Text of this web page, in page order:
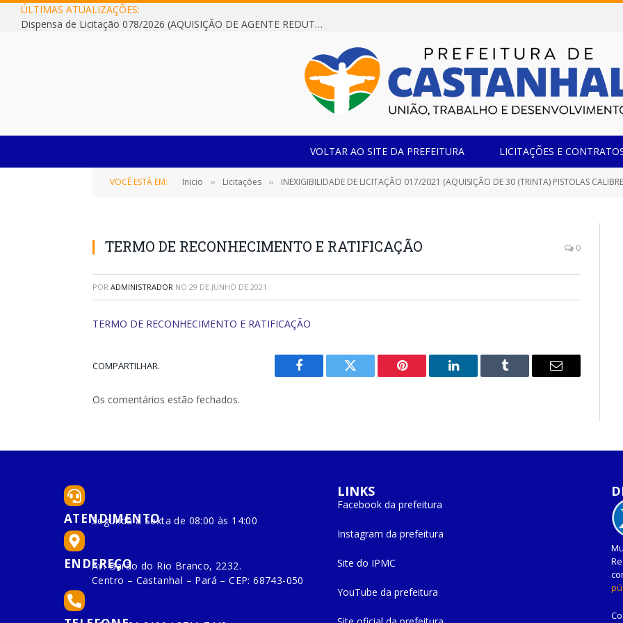
ÚLTIMAS ATUALIZAÇÕES:
Dispensa de Licitação 078/2026 (AQUISIÇÃO DE AGENTE REDUTOR LÍQUIDO AUTOMOTIVO – ARLA 32, PARA ATENDER A FROTA OFICIAL DE VEÍCULOS DA SECRETARIA MUNICIPAL DE EDUCAÇÃO DO MUNICÍPIO DE CASTANHAL/PA)
VOLTAR AO SITE DA PREFEITURA LICITAÇÕES E
VOCÊ ESTÁ EM: Inicio » Licitações » INEXIGIBILIDADE DE LICITAÇÃO 017/2021 (AQUISIÇÃO DE 30 (TRINTA) PISTOLAS CALIBRE 9MM, MODELO TS9, VISANDO RENOVAR E
TERMO DE RECONHECIMENTO E RATIFICAÇÃO 0
POR ADMINISTRADOR NO 29 DE JUNHO DE 2021
TERMO DE RECONHECIMENTO E RATIFICAÇÃO
COMPARTILHAR.
Facebook Twitter Pinterest
O
Tumblr
E-
Os comentários estão fechados.
ATENDIMENTO
Segunda à Sexta de 08:00 às 14:00
ENDEREÇO
Av. Barão do Rio Branco, 2232.
Centro – Castanhal – Pará – CEP: 68743-050
LINKS
Facebook da prefeitura
Instagram da prefeitura
Site do IPMC
YouTube da prefeitura